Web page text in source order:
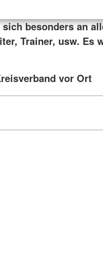
besonders an
Trainer, usw. Es
vor Ort